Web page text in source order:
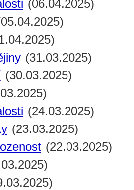
(06.04.2025)
(31.03.2025)
(30.03.2025)
(24.03.2025)
(23.03.2025)
(22.03.2025)